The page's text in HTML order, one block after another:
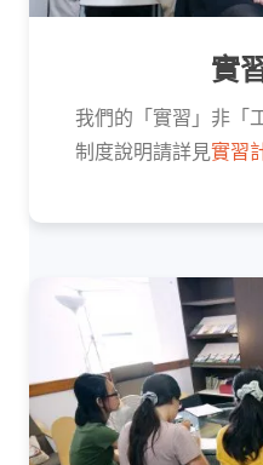
實
我們的「實習」非「
制度說明請詳見實習